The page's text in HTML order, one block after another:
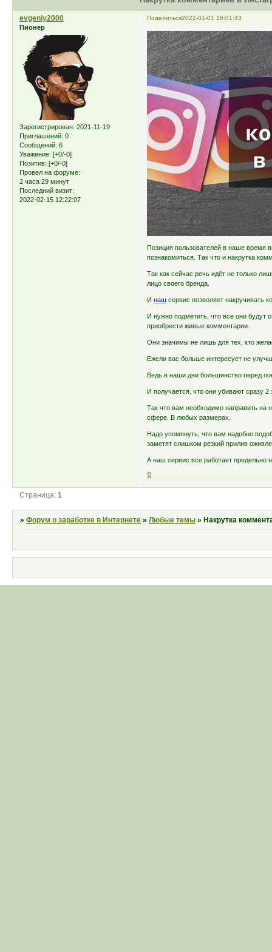
Поделиться2022-01-01 16:01:43
evgeniy2000
Пионер
Зарегистрирован: 2021-11-19
Приглашений: 0
Сообщений: 6
Уважение: [+0/-0]
Позитив: [+0/-0]
Провел на форуме:
2 часа 29 минут
Последний визит:
2022-02-15 12:22:07
Позиция пользователей в наше время
познакомиться. Так что и накрутка
Так как сейчас речь идёт не только
лицо своего бренда.
Инаш сервис позволяет накручивать
И нужно подметить, что все они будут
приобрести живые комментарии.
Они значимы не лишь для тех, кто
Ежели вас больше интересует не
Ведь в наши дни большинство перед
И получается, что они убивают сразу 2
Так что вам необходимо направить на
сфере. В любых размерах.
Надо упомянуть, что вам надобно
заметят слишком резкий прилив
А наш сервис все работает предельно
0
Страница: 1
»Форум о заработке в Интернете »Любые темы » Накрутка